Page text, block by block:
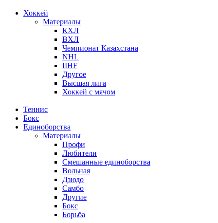
Хоккей
Материалы
КХЛ
ВХЛ
Чемпионат Казахстана
NHL
IIHF
Другое
Высшая лига
Хоккей с мячом
Теннис
Бокс
Единоборства
Материалы
Профи
Любители
Смешанные единоборства
Вольная
Дзюдо
Самбо
Другие
Бокс
Борьба